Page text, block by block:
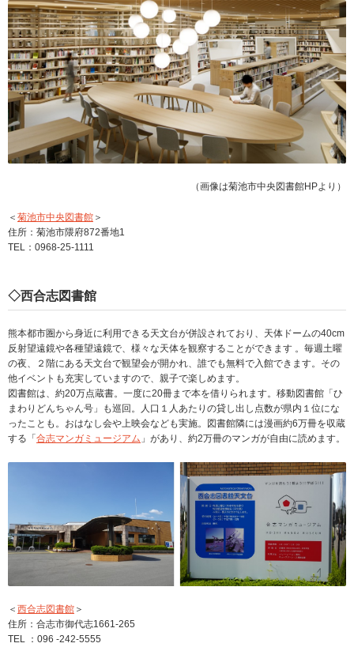
（画像は菊池市中央図書館HPより）
＜ 菊池市中央図書館 ＞
住所：菊池市隈府872番地1
TEL：0968-25-1111
◇西合志図書館
熊本都市圏から身近に利用できる天文台が併設されており、天体ドームの40cm
反射望遠鏡や各種望遠鏡で、様々な天体を観察することができます 。毎週土曜
の夜、２階にある天文台で観望会が開かれ、誰でも無料で入館できます。その
他イベントも充実していますので、親子で楽しめます。
図書館は、約20万点蔵書。一度に20冊まで本を借りられます。移動図書館「ひ
まわりどんちゃん号」も巡回。人口１人あたりの貸し出し点数が県内１位にな
ったことも。おはなし会や上映会なども実施。図書館隣には漫画約6万冊を収蔵
する「合志マンガミュージアム 」があり、約2万冊のマンガが自由に読めます。
＜ 西合志図書館 ＞
住所：合志市御代志1661-265
TEL ：096 -242-5555